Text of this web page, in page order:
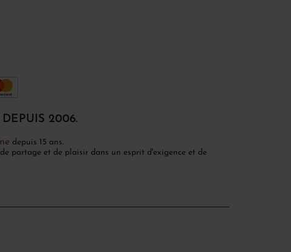
2006.
depuis 15 ans.
partage et de plaisir dans un esprit d'exigence et de